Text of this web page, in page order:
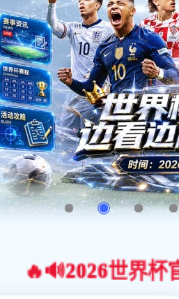
世界杯官网